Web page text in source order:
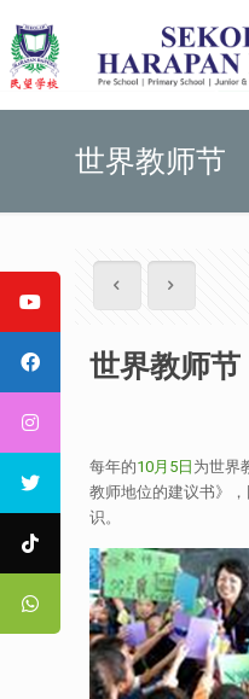
世界教师节
世界教师节
每年的10月5日 为世界
教师地位的建议书》
识。